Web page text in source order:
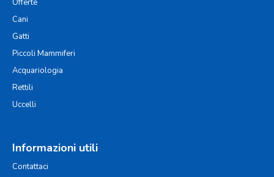
Cani
Gatti
Piccoli Mammiferi
Acquariologia
Rettili
Uccelli
Informazioni utili
Contattaci